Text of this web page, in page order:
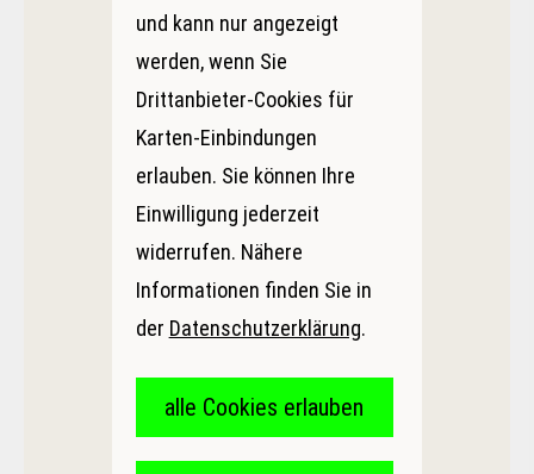
und kann nur angezeigt
werden, wenn Sie
Drittanbieter-Cookies für
Karten-Einbindungen
erlauben. Sie können Ihre
Einwilligung jederzeit
widerrufen. Nähere
Informationen finden Sie in
der Datenschutzerklärung.
alle Cookies erlauben